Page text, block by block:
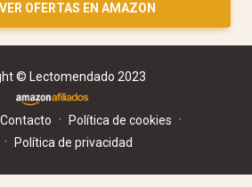
VER OFERTAS EN AMAZON
© Lectomendado 2023
Contacto · Política de cookies ·
· Política de privacidad